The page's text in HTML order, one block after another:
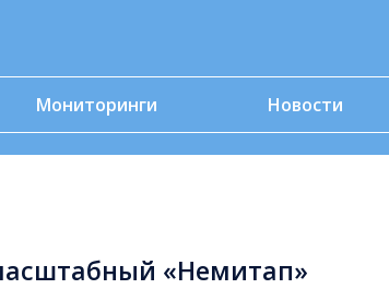
Мониторинги Новости
«Немитап»